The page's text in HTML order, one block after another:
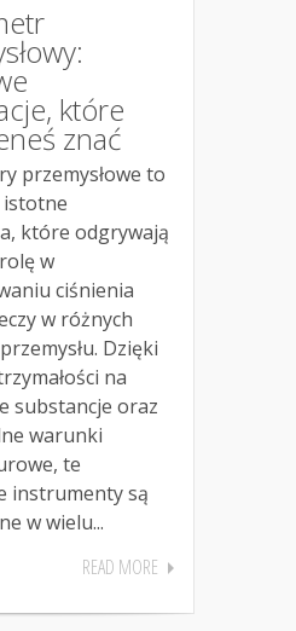
które
znać
przemysłowe to
istotne
które odgrywają
w
ciśnienia
w różnych
Dzięki
na
substancje oraz
warunki
te
instrumenty są
w wielu...
READ MORE